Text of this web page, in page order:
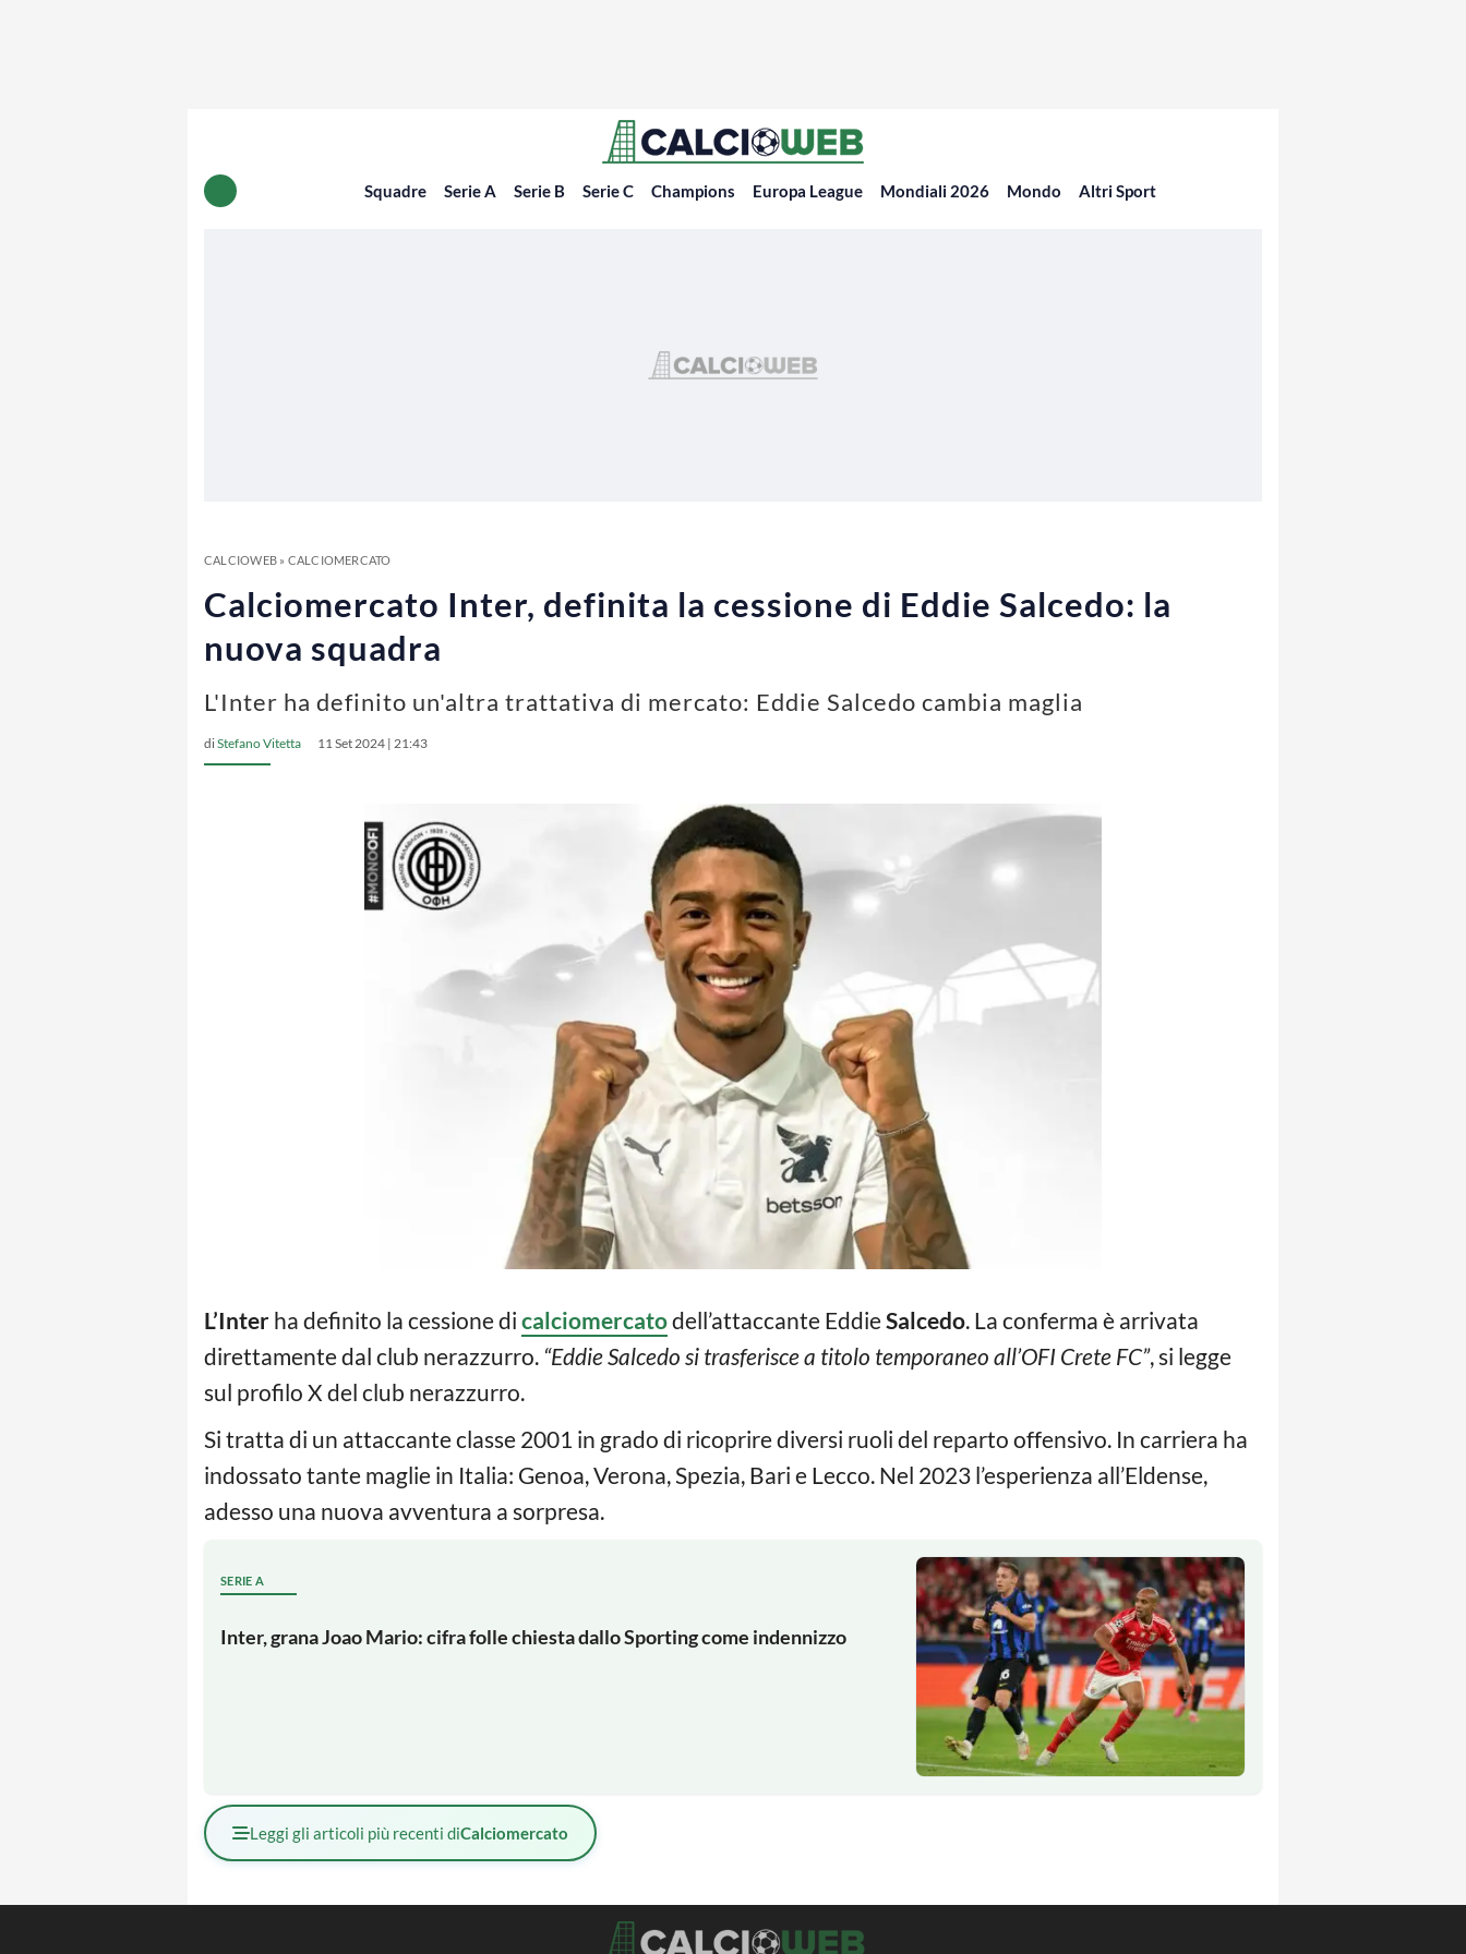
Squadre Serie A Serie B Serie C Champions Europa League Mondiali 2026 Mondo Altri Sport
CALCIOWEB» CALCIOMERCATO
Calciomercato Inter, definita la cessione di Eddie Salcedo: la
nuova squadra
L'Inter ha definito un'altra trattativa di mercato: Eddie Salcedo cambia maglia
diStefano Vitetta 11 Set 2024 | 21:43
L’Inter ha definito la cessione di calciomercatodell’attaccante EddieSalcedo. La conferma è arrivata
direttamente dal club nerazzurro. “Eddie Salcedo si trasferisce a titolo temporaneo all’OFI Crete FC”, si legge
sul profilo X del club nerazzurro.
Si tratta di un attaccante classe 2001 in grado di ricoprire diversi ruoli del reparto offensivo. In carriera ha
indossato tante maglie in Italia: Genoa, Verona, Spezia, Bari e Lecco. Nel 2023 l’esperienza all’Eldense,
adesso una nuova avventura a sorpresa.
SERIE A
Inter, grana Joao Mario: cifra folle chiesta dallo Sporting come indennizzo
Leggi gli articoli più recenti diCalciomercato